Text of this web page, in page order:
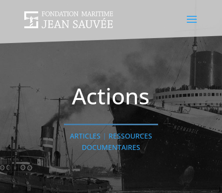
Actions
ARTICLES| RESSOURCES
DOCUMENTAIRES